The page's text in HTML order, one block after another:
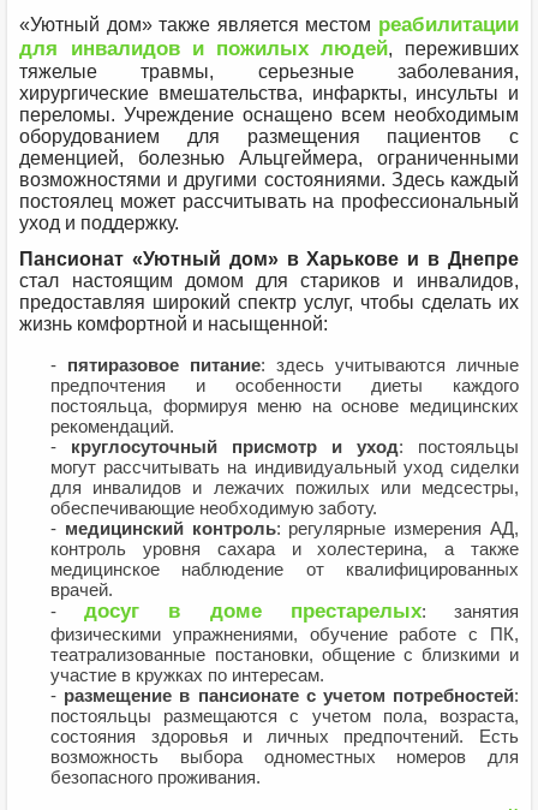
«Уютный дом» также является местом реабилитации
для инвалидов и пожилых людей, переживших
тяжелые травмы, серьезные заболевания,
хирургические вмешательства, инфаркты, инсульты и
переломы. Учреждение оснащено всем необходимым
оборудованием для размещения пациентов с
деменцией, болезнью Альцгеймера, ограниченными
возможностями и другими состояниями. Здесь каждый
постоялец может рассчитывать на профессиональный
уход и поддержку.
Пансионат «Уютный дом» в Харькове и в Днепре
стал настоящим домом для стариков и инвалидов,
предоставляя широкий спектр услуг, чтобы сделать их
жизнь комфортной и насыщенной:
- пятиразовое питание: здесь учитываются личные
предпочтения и особенности диеты каждого
постояльца, формируя меню на основе медицинских
рекомендаций.
- круглосуточный присмотр и уход: постояльцы
могут рассчитывать на индивидуальный уход сиделки
для инвалидов и лежачих пожилых или медсестры,
обеспечивающие необходимую заботу.
- медицинский контроль: регулярные измерения АД,
контроль уровня сахара и холестерина, а также
медицинское наблюдение от квалифицированных
врачей.
-досуг в доме престарелых: занятия
физическими упражнениями, обучение работе с ПК,
театрализованные постановки, общение с близкими и
участие в кружках по интересам.
- размещение в пансионате с учетом потребностей:
постояльцы размещаются с учетом пола, возраста,
состояния здоровья и личных предпочтений. Есть
возможность выбора одноместных номеров для
безопасного проживания.